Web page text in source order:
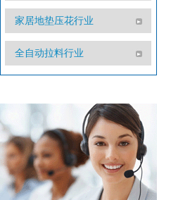
家居地垫压花行业
全自动拉料行业